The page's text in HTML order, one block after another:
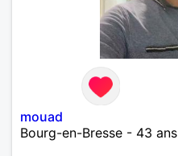
mouad
Bourg-en-Bresse - 43 ans